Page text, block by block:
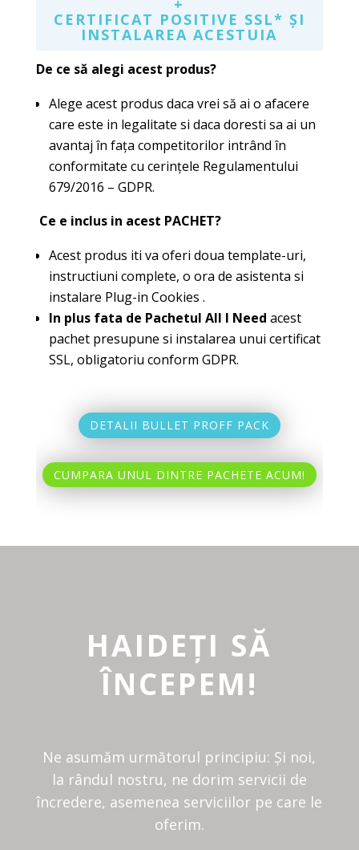
+
CERTIFICAT POSITIVE SSL* ȘI
INSTALAREA ACESTUIA
De ce să alegi acest produs?
Alege acest produs daca vrei să ai o afacere
care este in legalitate si daca doresti sa ai un
avantaj în fața competitorilor intrând în
conformitate cu cerințele Regulamentului
679/2016 – GDPR.
Ce e inclus in acest PACHET?
Acest produs iti va oferi doua template-uri,
instructiuni complete, o ora de asistenta si
instalare Plug-in Cookies .
In plus fata de Pachetul All I Need acest
pachet presupune si instalarea unui certificat
SSL, obligatoriu conform GDPR.
DETALII BULLET PROFF PACK
CUMPARA UNUL DINTRE PACHETE ACUM!
HAIDEȚI SĂ
ÎNCEPEM!
Ne asumăm următorul principiu: Și noi,
la rândul nostru, ne dorim servicii de
încredere, asemenea serviciilor pe care le
oferim.